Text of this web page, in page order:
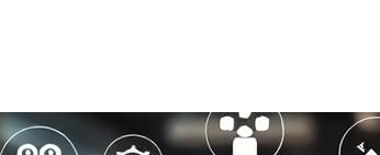
perfecta